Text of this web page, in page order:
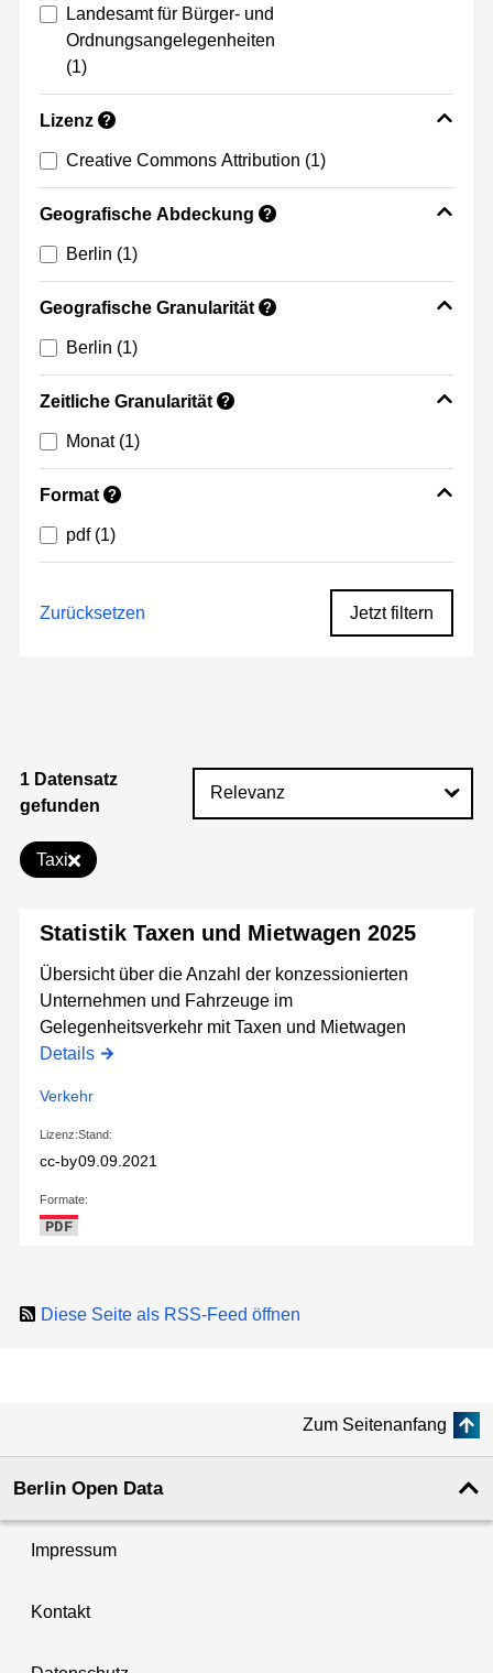
Landesamt für Bürger- und
Ordnungsangelegenheiten
(1)
Lizenz ?
Creative Commons Attribution (1)
Geografische Abdeckung ?
Berlin (1)
Geografische Granularität ?
Berlin (1)
Zeitliche Granularität ?
Monat (1)
Format ?
pdf (1)
Zurücksetzen Jetzt filtern
1 Datensatz
gefunden
Taxi
Statistik Taxen und Mietwagen 2025
Übersicht über die Anzahl der konzessionierten
Unternehmen und Fahrzeuge im
Gelegenheitsverkehr mit Taxen und Mietwagen
Details
Verkehr
Lizenz:
cc-by
Stand:
09.09.2021
Formate:
PDF
Diese Seite als RSS-Feed öffnen
Zum Seitenanfang
Berlin Open Data
Impressum
Kontakt